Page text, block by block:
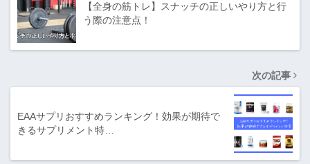
【全身の筋トレ】スナッチの正しいやり方と行
う際の注意点！
次の記事
EAAサプリおすすめランキング！効果が期待で
きるサプリメント特…